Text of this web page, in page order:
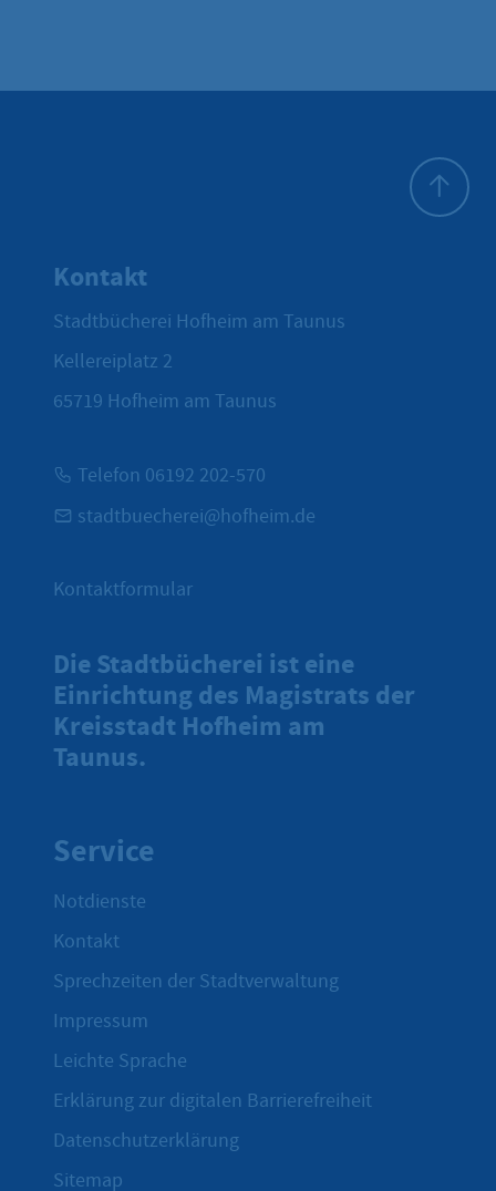
Kontakt
Stadtbücherei Hofheim am Taunus
Kellereiplatz 2
65719 Hofheim am Taunus
Telefon 06192 202-570
stadtbuecherei@hofheim.de
Kontaktformular
Die Stadtbücherei ist eine
Einrichtung des Magistrats der
Kreisstadt Hofheim am
Taunus.
Service
Notdienste
Kontakt
Sprechzeiten der Stadtverwaltung
Impressum
Leichte Sprache
Erklärung zur digitalen Barrierefreiheit
Datenschutzerklärung
Sitemap